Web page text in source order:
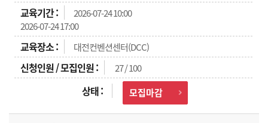
2026-07-24 10:00
2026-07-24 17:00
대전컨벤션센터(DCC)
27 / 100
모집마감